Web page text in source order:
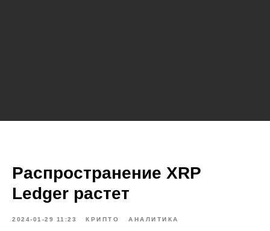
Распространение XRP
Ledger растет
2024-01-29 11:23 КРИПТО АНАЛИТИКА